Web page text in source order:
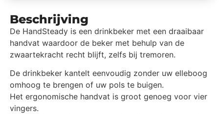
Beschrijving
De HandSteady is een drinkbeker met een draaibaar
handvat waardoor de beker met behulp van de
zwaartekracht recht blijft, zelfs bij tremoren.
De drinkbeker kantelt eenvoudig zonder uw elleboog
omhoog te brengen of uw pols te buigen.
Het ergonomische handvat is groot genoeg voor vier
vingers.